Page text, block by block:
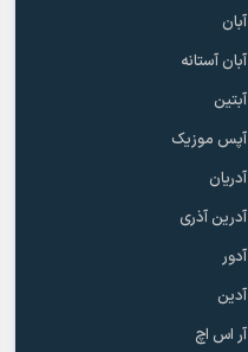
آبان
آبان آستانه
آبتین
آپس موزیک
آدریان
آدرین آذری
آدور
آدین
آر اس اچ